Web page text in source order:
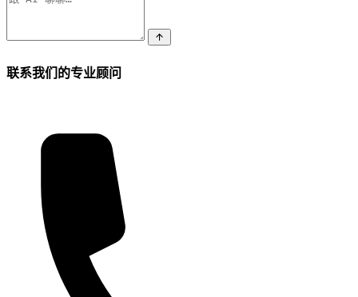
联系我们的专业顾问